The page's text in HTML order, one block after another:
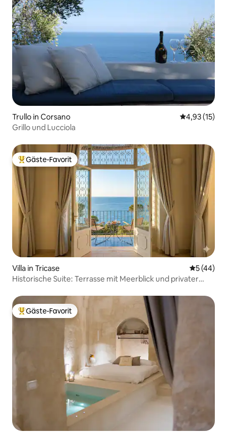
Trullo in Corsano
4,93 (15)
Grillo und Lucciola
Beliebter Gäste-Favorit.
Gäste-Favorit
Villa in Tricase
5 (44)
Historische Suite: Terrasse mit Meerblick und privater
Beliebter Gäste-Favorit.
Gäste-Favorit